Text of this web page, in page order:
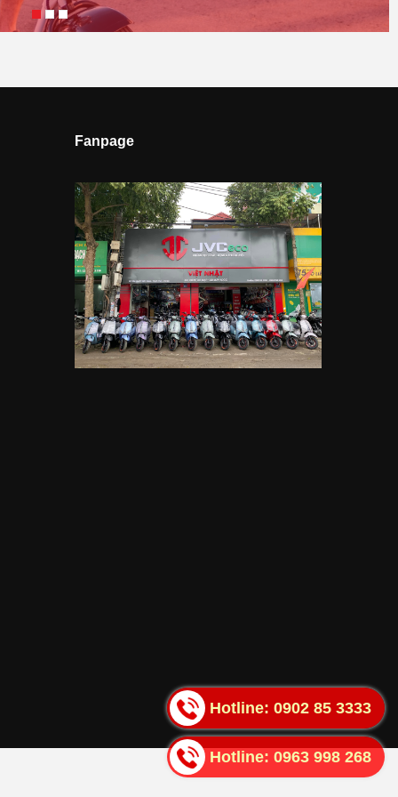
Fanpage
Hotline: 0902 85 3333
Hotline: 0963 998 268